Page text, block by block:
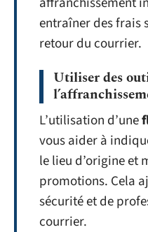
entraîner des frais
retour du courrier.
Utiliser des
L’utilisation d’une
vous aider à
le lieu d’origine et
promotions. Cela
sécurité et de
courrier.